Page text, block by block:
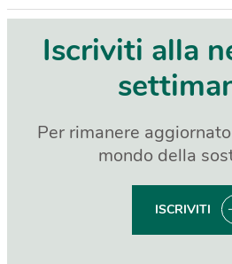
Iscriviti alla
Per rimanere
mondo della
ISCRIVITI